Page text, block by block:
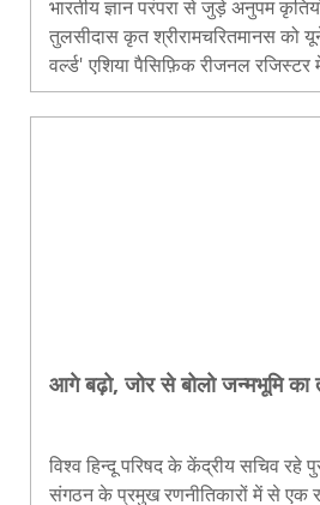
भारतीय ज्ञान परंपरा से जुड़े अनुपम
तुलसीदास कृत श्रीरामचरितमानस को
वर्ल्‍ड' एशिया पैसिफ़िक रीजनल रजिस्‍टर
इसके साथ 'पंचतंत्र' एवं आनन्‍दवर्धन
लोचन' को यूनेस्‍को की उपर्युक्त विश्‍व
आगे बढ़ो, जोर से बोलो जन्मभूमि का
विश्व हिन्दू परिषद के केंद्रीय सचिव रहे
संगठन के प्रमुख रणनीतिकारों में से एक